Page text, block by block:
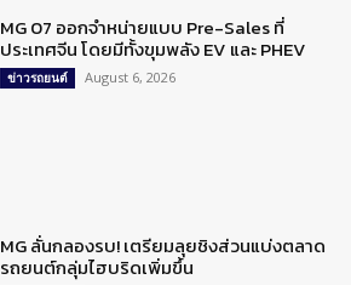
MG 07 ออกจำหน่ายแบบ Pre-Sales ที่
ประเทศจีน โดยมีทั้งขุมพลัง EV และ PHEV
ข่าวรถยนต์ August 6, 2026
MG ลั่นกลองรบ! เตรียมลุยชิงส่วนแบ่งตลาด
รถยนต์กลุ่มไฮบริดเพิ่มขึ้น